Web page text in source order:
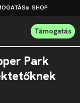
SHOP
Támogatás
Park